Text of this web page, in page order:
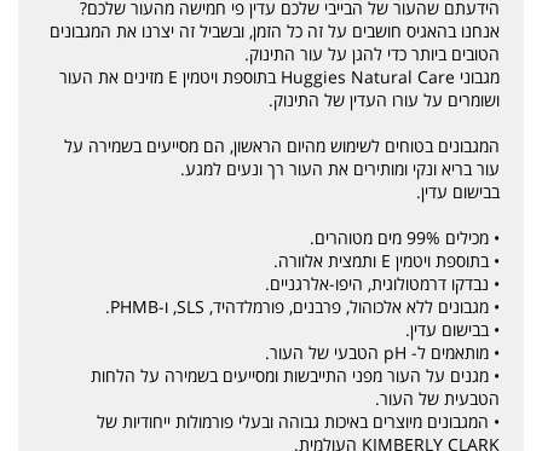
הידעתם שהעור של הבייבי שלכם עדין פי חמישה מהעור שלכם?
אנחנו בהאגיס חושבים על זה כל הזמן, ובשביל זה יצרנו את המגבונים
הטובים ביותר כדי להגן על עור התינוק.
מגבוני Huggies Natural Care בתוספת ויטמין E מזינים את העור
ושומרים על עורו העדין של התינוק.
המגבונים בטוחים לשימוש מהיום הראשון, הם מסייעים בשמירה על
עור בריא ונקי ומותירים את העור רך ונעים למגע.
בבישום עדין.
• מכילים 99% מים מטוהרים.
• בתוספת ויטמין E ותמצית אלוורה.
• נבדקו דרמטולוגית, היפו-אלרגניים.
• מגבונים ללא אלכוהול, פרבנים, פורמלדהיד, SLS, ו-PHMB.
• בבישום עדין.
• מותאמים ל- pH הטבעי של העור.
• מגנים על העור מפני התייבשות ומסייעים בשמירה על הלחות
הטבעית של העור.
• המגבונים מיוצרים באיכות גבוהה ובעלי פורמולות ייחודיות של
KIMBERLY CLARK העולמית.